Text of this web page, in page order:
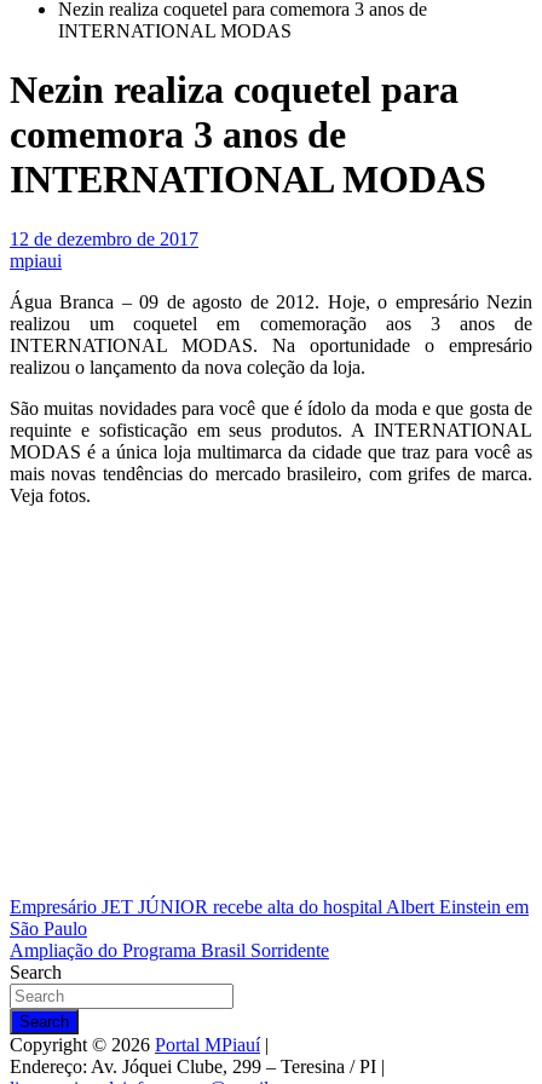
Nezin realiza coquetel para comemora 3 anos de
INTERNATIONAL MODAS
Nezin realiza coquetel para
comemora 3 anos de
INTERNATIONAL MODAS
12 de dezembro de 2017
mpiaui
Água Branca – 09 de agosto de 2012. Hoje, o empresário Nezin
realizou um coquetel em comemoração aos 3 anos de
INTERNATIONAL MODAS. Na oportunidade o empresário
realizou o lançamento da nova coleção da loja.
São muitas novidades para você que é ídolo da moda e que gosta de
requinte e sofisticação em seus produtos. A INTERNATIONAL
MODAS é a única loja multimarca da cidade que traz para você as
mais novas tendências do mercado brasileiro, com grifes de marca.
Veja fotos.
Navegação
de
Post
Empresário JET JÚNIOR recebe alta do hospital Albert Einstein em
São Paulo
Ampliação do Programa Brasil Sorridente
Search
Search
Copyright © 2026 Portal MPiauí|
Endereço: Av. Jóquei Clube, 299 – Teresina / PI |